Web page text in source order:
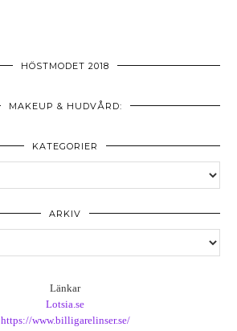
HÖSTMODET 2018
MAKEUP & HUDVÅRD:
KATEGORIER
ARKIV
Länkar
Lotsia.se
https://www.billigarelinser.se/